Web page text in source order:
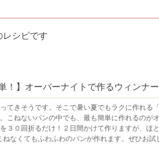
シピです
！】オーバーナイトで作るウィンナ
てきそうです。そこで暑い夏でもラクに作れる
こねないパンの中でも、最も簡単に作れるのが
３０回折るだけ！２日間かけて作りますが、ほ
ねなくてもふわふわのパンが作れます。ぜひお試